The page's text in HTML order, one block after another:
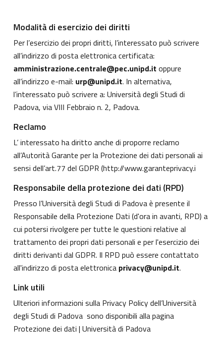
Modalità di esercizio dei diritti
Per l’esercizio dei propri diritti, l’interessato può scrivere
all’indirizzo di posta elettronica certificata:
amministrazione.centrale@pec.unipd.it oppure
all’indirizzo e-mail: urp@unipd.it. In alternativa,
l’interessato può scrivere a: Università degli Studi di
Padova, via VIII Febbraio n. 2, Padova.
Reclamo
L’ interessato ha diritto anche di proporre reclamo
all’Autorità Garante per la Protezione dei dati personali ai
sensi dell’art.77 del GDPR (http://www.garanteprivacy.i
Responsabile della protezione dei dati (RPD)
Presso l’Università degli Studi di Padova è presente il
Responsabile della Protezione Dati (d'ora in avanti, RPD) a
cui potersi rivolgere per tutte le questioni relative al
trattamento dei propri dati personali e per l'esercizio dei
diritti derivanti dal GDPR. Il RPD può essere contattato
all'indirizzo di posta elettronica privacy@unipd.it.
Link utili
Ulteriori informazioni sulla Privacy Policy dell’Università
degli Studi di Padova sono disponibili alla pagina
Protezione dei dati | Università di Padova